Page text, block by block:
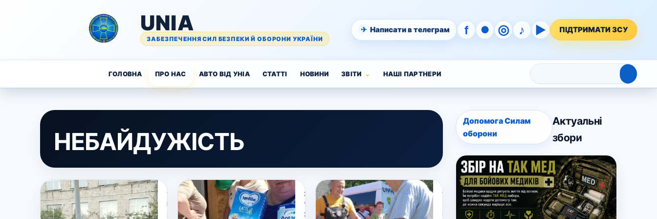
UNIA
ЗАБЕЗПЕЧЕННЯ СИЛ БЕЗПЕКИ Й ОБОРОНИ УКРАЇНИ
✈ Написати в телеграм f ● ◎ ♪ ▶ ПІДТРИМАТИ ЗСУ
ГОЛОВНА ПРО НАС АВТО ВІД УНІА СТАТТІ НОВИНИ ЗВІТИ НАШІ ПАРТНЕРИ
НЕБАЙДУЖІСТЬ
11
Квітня,
2024
23
Червня,
2023
18
Червня,
2023
Допомога Силам
оборони
Актуальні
збори